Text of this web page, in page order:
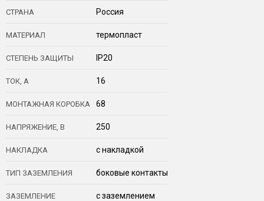
СТРАНА Россия
МАТЕРИАЛ термопласт
СТЕПЕНЬ ЗАЩИТЫ IP20
ТОК, А 16
МОНТАЖНАЯ КОРОБКА 68
НАПРЯЖЕНИЕ, В 250
НАКЛАДКА с накладкой
ТИП ЗАЗЕМЛЕНИЯ боковые контакты
ЗАЗЕМЛЕНИЕ с заземлением